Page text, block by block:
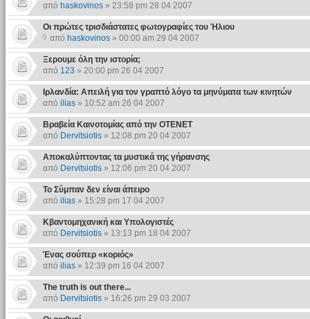
από haskovinos» 23:58 pm 28 04 2007
Οι πρώτες τρισδιάστατες φωτογραφίες του Ήλιου
από haskovinos» 00:00 am 29 04 2007
Ξερουμε όλη την ιστορία;
από 123 » 20:00 pm 26 04 2007
Ιρλανδία: Απειλή για τον γραπτό λόγο τα μηνύματα των κινητών
από ilias» 10:52 am 26 04 2007
Βραβεία Καινοτομίας από την ΟΤΕΝΕΤ
από Dervitsiotis» 12:08 pm 20 04 2007
Αποκαλύπτοντας τα μυστικά της γήρανσης
από Dervitsiotis» 12:06 pm 20 04 2007
Το Σύμπαν δεν είναι άπειρο
από ilias» 15:28 pm 17 04 2007
Κβαντομηχανική και Υπολογιστές
από Dervitsiotis» 13:13 pm 18 04 2007
Ένας σούπερ «κοριός»
από ilias» 12:39 pm 16 04 2007
The truth is out there...
από Dervitsiotis» 16:26 pm 29 03 2007